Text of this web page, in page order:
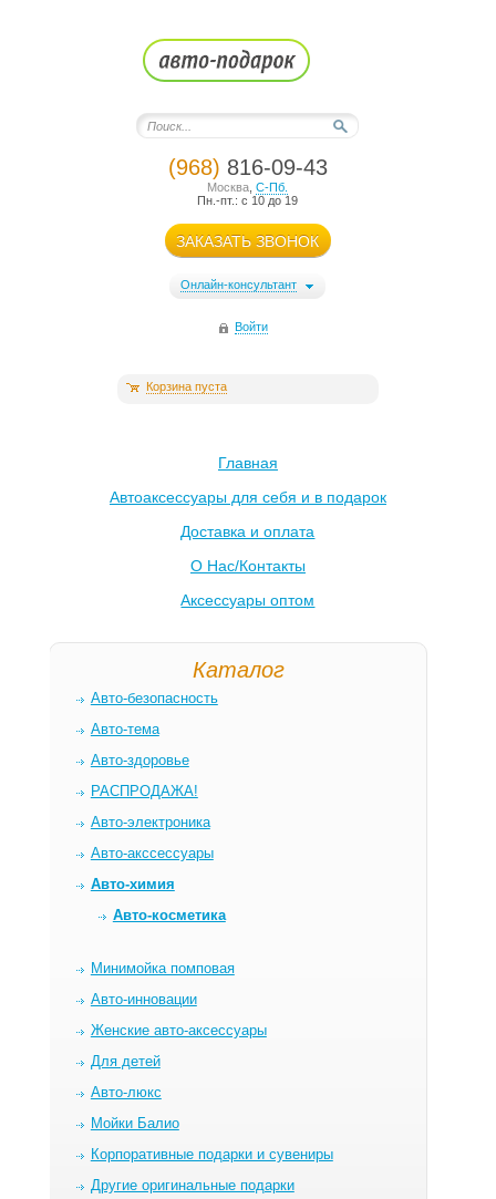
(968) 816-09-43
Москва ,С-Пб.
Пн.-пт.: с 10 до 19
ЗАКАЗАТЬ ЗВОНОК
Онлайн-консультант
Войти
Корзина пуста
Главная
Автоаксессуары для себя и в подарок
Доставка и оплата
О Нас/Контакты
Аксессуары оптом
Каталог
Авто-безопасность
Авто-тема
Авто-здоровье
РАСПРОДАЖА!
Авто-электроника
Авто-акссессуары
Авто-химия
Авто-косметика
Минимойка помповая
Авто-инновации
Женские авто-аксессуары
Для детей
Авто-люкс
Мойки Балио
Корпоративные подарки и сувениры
Другие оригинальные подарки